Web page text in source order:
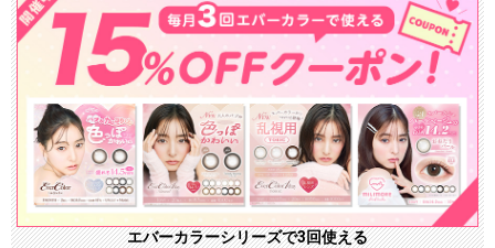
エバーカラーシリーズで3回使える